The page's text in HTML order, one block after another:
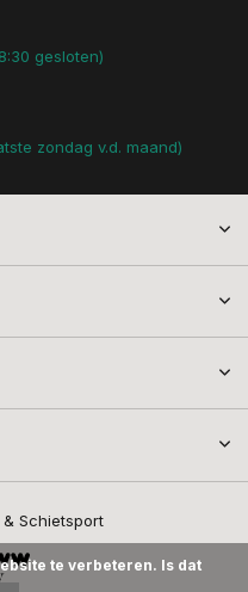
gesloten)
zondag v.d. maand)
Schietsport
te verbeteren. Is dat